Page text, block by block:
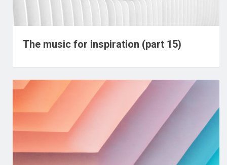
The music for inspiration (part 15)